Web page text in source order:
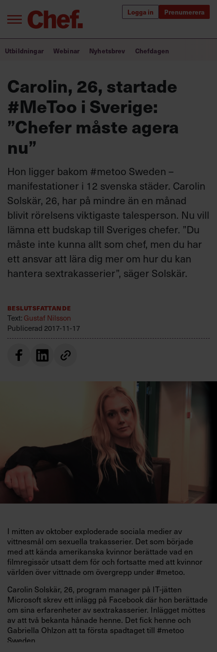
Logga in Prenumerera
Prenumerera
Annonsera
Om oss
Kontakta oss
Kundservice
Villkor och policy för
personuppgiftsbehandling
Sök
efter:
Bra ledare förändrar världen
Utbildning för ledare
Chefakademin+
Populära utbildningar
Utbildningar Webinar Nyhetsbrev Chefdagen
Carolin, 26, startade
#MeToo i Sverige:
”Chefer måste agera
nu”
Hon ligger bakom #metoo Sweden –
manifestationer i 12 svenska städer. Carolin
Solskär, 26, har på mindre än en månad
blivit rörelsens viktigaste talesperson. Nu vill
lämna ett budskap till Sveriges chefer. ”Du
måste inte kunna allt som chef, men du har
ett ansvar att lära dig mer om hur du kan
hantera sextrakasserier”, säger Solskär.
Beslutsfattande
Text:Gustaf Nilsson
Publicerad 2017-11-17
I mitten av oktober exploderade sociala medier av
vittnesmål om sexuella trakasserier. Det som började
med att kända amerikanska kvinnor berättade vad en
filmregissör utsatt dem för och fortsatte med att kvinnor
världen över vittnade om övergrepp under #metoo.
Carolin Solskär, 26, program manager på IT-jätten
Microsoft skrev ett inlägg på Facebook där hon berättade
om sina erfarenheter av sextrakasserier. Inlägget möttes
av att två bekanta hånade henne. Det fick henne och
Gabriella Ohlzon att ta första spadtaget till #metoo
Sweden.